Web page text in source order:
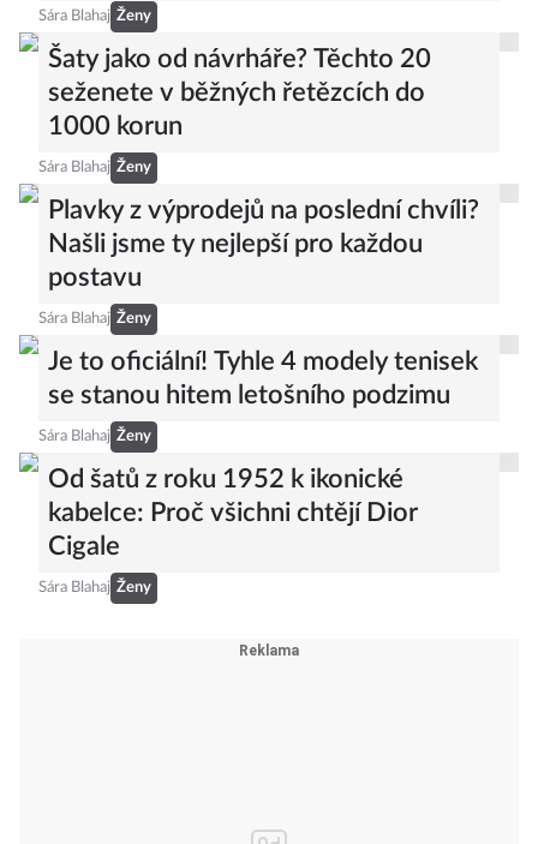
Sára Blahaj Ženy
Šaty jako od návrháře? Těchto 20
seženete v běžných řetězcích do
1000 korun
Sára Blahaj Ženy
Plavky z výprodejů na poslední chvíli?
Našli jsme ty nejlepší pro každou
postavu
Sára Blahaj Ženy
Je to oficiální! Tyhle 4 modely tenisek
se stanou hitem letošního podzimu
Sára Blahaj Ženy
Od šatů z roku 1952 k ikonické
kabelce: Proč všichni chtějí Dior
Cigale
Sára Blahaj Ženy